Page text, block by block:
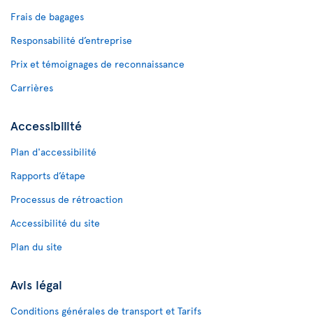
Frais de bagages
Responsabilité d’entreprise
Prix et témoignages de reconnaissance
Carrières
Accessibilité
Plan d'accessibilité
Rapports d’étape
Processus de rétroaction
Accessibilité du site
Plan du site
Avis légal
Conditions générales de transport et Tarifs